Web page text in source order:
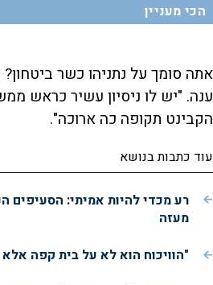
הכי מעניין
אתה סומך על נתניהו כשר
ענה. "יש לו ניסיון עשיר כראש
הקבינט תקופה כה ארוכה".
עוד כתבות בנושא
רע מכדי להיות אמיתי: הסעיפים
מעזה
"הוויכוח הוא לא על בית קפה